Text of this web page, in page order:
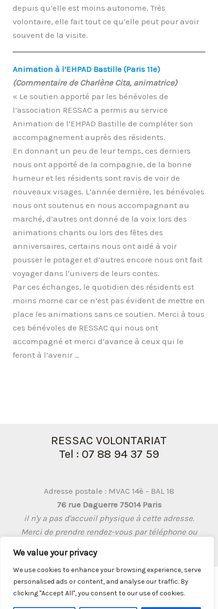
We value your privacy
We use cookies to enhance your browsing experience, serve
personalised ads or content, and analyse our traffic. By
clicking "Accept All", you consent to our use of cookies.
depuis qu’elle est moins autonome. Très
volontaire, elle fait tout ce qu’elle peut pour avoir
souvent de la visite.
Animation à l’EHPAD Bastille (Paris 11e)
(Commentaire de Charlène Cita, animatrice)
« Le soutien apporté par les bénévoles de
l’association RESSAC a permis au service
Animation de l’EHPAD Bastille de compléter son
accompagnement auprès des résidents.
En donnant un peu de leur temps, ces derniers
nous ont apporté de la compagnie, de la bonne
humeur et les résidents sont ravis de voir de
nouveaux visages. L’année dernière, les bénévoles
nous ont soutenus en nous accompagnant au
marché, d’autres ont donné de la voix lors des
animations chants ou lors des fêtes des
anniversaires, certains nous ont aidé à voir
pousser le potager et d’autres encore nous ont fait
voyager dans l’univers de leurs contes.
Par ces échanges, le quotidien des résidents est
moins morne car ce n’est pas évident de mettre en
place les animations sans ce soutien. Merci à tous
ces bénévoles de RESSAC qui nous ont
accompagné et merci d’avance à ceux qui le
feront à l’avenir …
RESSAC VOLONTARIAT
Tel : 07 88 94 37 59
Adresse postale : MVAC 14è - BAL 18
76 rue Daguerre 75014 Paris
il n'y a pas d'accueil physique à cette adresse.
Merci de prendre rendez-vous par téléphone ou
Mentions légales